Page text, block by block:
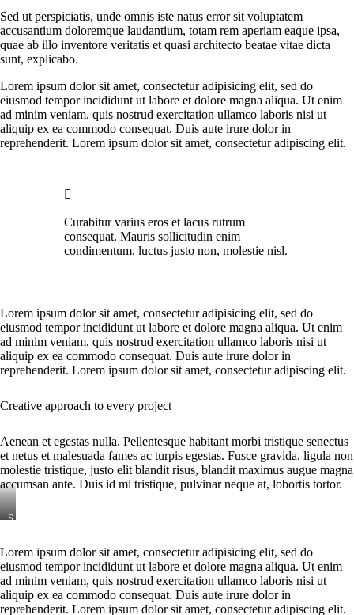
Sed ut perspiciatis, unde omnis iste natus error sit voluptatem
accusantium doloremque laudantium, totam rem aperiam eaque ipsa,
quae ab illo inventore veritatis et quasi architecto beatae vitae dicta
sunt, explicabo.
Lorem ipsum dolor sit amet, consectetur adipisicing elit, sed do
eiusmod tempor incididunt ut labore et dolore magna aliqua. Ut enim
ad minim veniam, quis nostrud exercitation ullamco laboris nisi ut
aliquip ex ea commodo consequat. Duis aute irure dolor in
reprehenderit. Lorem ipsum dolor sit amet, consectetur adipiscing elit.
Curabitur varius eros et lacus rutrum
consequat. Mauris sollicitudin enim
condimentum, luctus justo non, molestie nisl.
Lorem ipsum dolor sit amet, consectetur adipisicing elit, sed do
eiusmod tempor incididunt ut labore et dolore magna aliqua. Ut enim
ad minim veniam, quis nostrud exercitation ullamco laboris nisi ut
aliquip ex ea commodo consequat. Duis aute irure dolor in
reprehenderit. Lorem ipsum dolor sit amet, consectetur adipiscing elit.
Creative approach to every project
Aenean et egestas nulla. Pellentesque habitant morbi tristique senectus
et netus et malesuada fames ac turpis egestas. Fusce gravida, ligula non
molestie tristique, justo elit blandit risus, blandit maximus augue magna
accumsan ante. Duis id mi tristique, pulvinar neque at, lobortis tortor.
S
t
c
l
i
t
Lorem ipsum dolor sit amet, consectetur adipisicing elit, sed do
eiusmod tempor incididunt ut labore et dolore magna aliqua. Ut enim
ad minim veniam, quis nostrud exercitation ullamco laboris nisi ut
aliquip ex ea commodo consequat. Duis aute irure dolor in
reprehenderit. Lorem ipsum dolor sit amet, consectetur adipiscing elit.